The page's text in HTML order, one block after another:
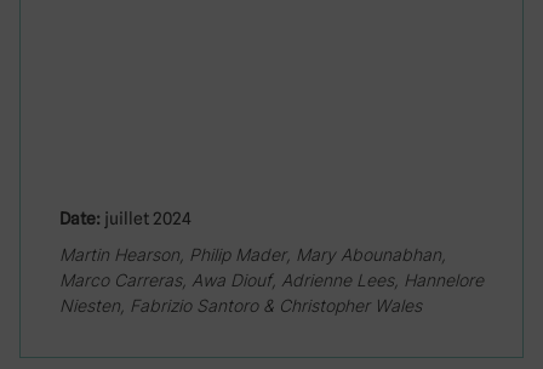
Date: juillet 2024
Martin Hearson, Philip Mader, Mary Abounabhan,
Marco Carreras, Awa Diouf, Adrienne Lees, Hannelore
Niesten, Fabrizio Santoro & Christopher Wales